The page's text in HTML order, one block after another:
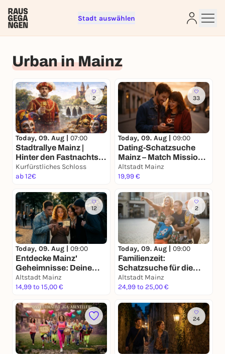
Stadt auswählen
Urban in Mainz
2
Today, 09. Aug | 07:00
Stadtrallye Mainz |
Hinter den Fastnachts-
Masken | Mainzer
Zeitreise-Rallye
Kurfürstliches Schloss
ab 12€
33
Today, 09. Aug | 09:00
Dating-Schatzsuche
Mainz – Match Mission
für 2
Altstadt Mainz
19,99 €
12
Today, 09. Aug | 09:00
Entdecke Mainz'
Geheimnisse: Deine
Schatzsuche
Altstadt Mainz
14,99 to 15,00 €
2
Today, 09. Aug | 09:00
Familienzeit:
Schatzsuche für die
ganze Familie in Mainz
Altstadt Mainz
24,99 to 25,00 €
24
right away
To like events, follow pages, or participate in
lotteries, you need a free Rausgegangen account.
REGISTER FOR FREE NOW
You already have an account?
Log in now